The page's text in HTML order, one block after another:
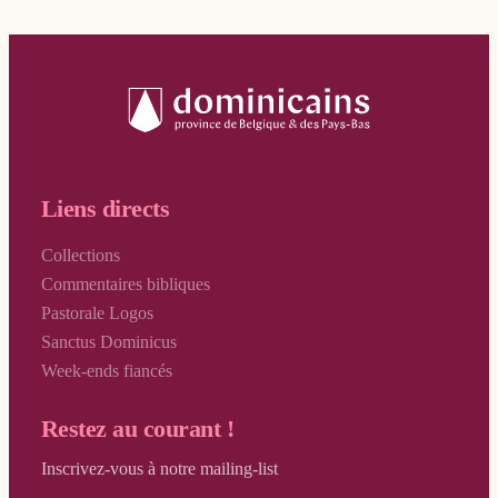
Schaub-Thomas Anne
Schmitt Eric-Emmanuel
Servais Olivier
Terlinden Luc
Thiran Olivier
Van Hemelrijk Jean
Vandamme Gaëtan et Van Geel Valérie
Liens directs
Collections
Commentaires bibliques
Pastorale Logos
Sanctus Dominicus
Week-ends fiancés
Restez au courant !
Inscrivez-vous à notre mailing-list